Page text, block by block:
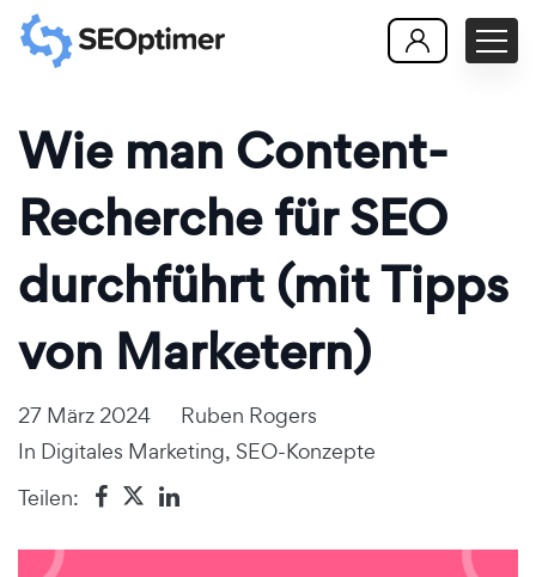
Wie man Content-
Recherche für SEO
durchführt (mit Tipps
von Marketern)
27 März 2024
Ruben Rogers
In Digitales Marketing, SEO-Konzepte
Teilen: